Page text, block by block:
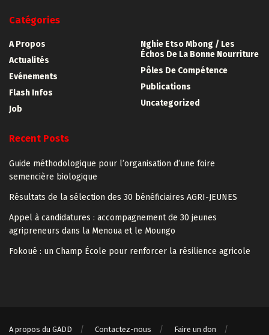
Catégories
A Propos
Actualités
Evénements
Flash Infos
Job
Nghie Etso Mbong / Les
Échos De La Bonne Nourriture
Pôles De Compétence
Publications
Uncategorized
Recent Posts
Guide méthodologique pour l’organisation d’une foire
semencière biologique
Résultats de la sélection des 30 bénéficiaires AGRI-JEUNES
Appel à candidatures : accompagnement de 30 jeunes
agripreneurs dans la Menoua et le Moungo
Fokoué : un Champ École pour renforcer la résilience agricole
A propos du GADD Contactez-nous Faire un don